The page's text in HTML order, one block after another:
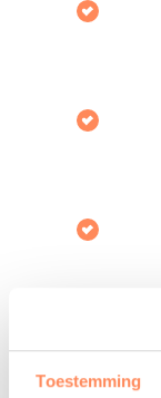
Toestemming